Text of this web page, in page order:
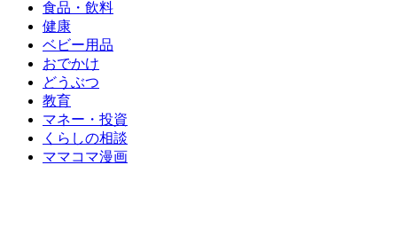
食品・飲料
健康
ベビー用品
おでかけ
どうぶつ
教育
マネー・投資
くらしの相談
ママコマ漫画